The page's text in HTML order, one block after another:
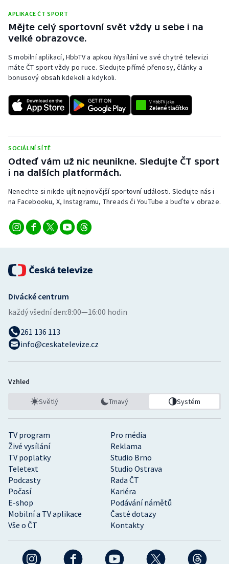
APLIKACE ČT SPORT
Mějte celý sportovní svět vždy u sebe i na
velké obrazovce.
S mobilní aplikací, HbbTV a apkou iVysílání ve své chytré televizi
máte ČT sport vždy po ruce. Sledujte přímé přenosy, články a
bonusový obsah kdekoli a kdykoli.
SOCIÁLNÍ SÍTĚ
Odteď vám už nic neunikne. Sledujte ČT sport
i na dalších platformách.
Nenechte si nikde ujít nejnovější sportovní události. Sledujte nás i
na Facebooku, X, Instagramu, Threads či YouTube a buďte v obraze.
TV program
Pro média
Živé vysílání
Reklama
TV poplatky
Studio Brno
Teletext
Studio Ostrava
Podcasty
Rada ČT
Počasí
Kariéra
E-shop
Podávání námětů
Mobilní a TV aplikace
Časté dotazy
Vše o ČT
Kontakty
Divácké centrum
každý všední den:8:00—16:00 hodin
261 136 113
info@ceskatelevize.cz
Vzhled
Světlý Tmavý Systém